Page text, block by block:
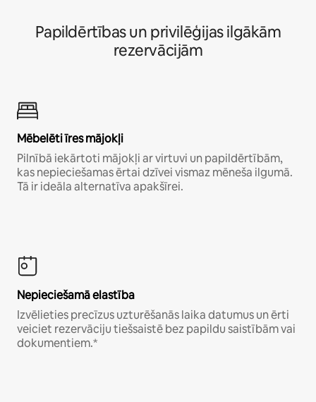
Papildērtības un privilēģijas ilgākām
rezervācijām
Mēbelēti īres mājokļi
Pilnībā iekārtoti mājokļi ar virtuvi un papildērtībām,
kas nepieciešamas ērtai dzīvei vismaz mēneša ilgumā.
Tā ir ideāla alternatīva apakšīrei.
Nepieciešamā elastība
Izvēlieties precīzus uzturēšanās laika datumus un ērti
veiciet rezervāciju tiešsaistē bez papildu saistībām vai
dokumentiem.*